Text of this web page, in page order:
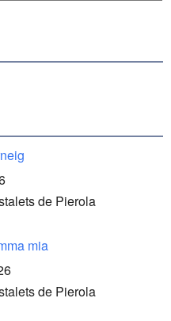
de Pierola
mia
de Pierola